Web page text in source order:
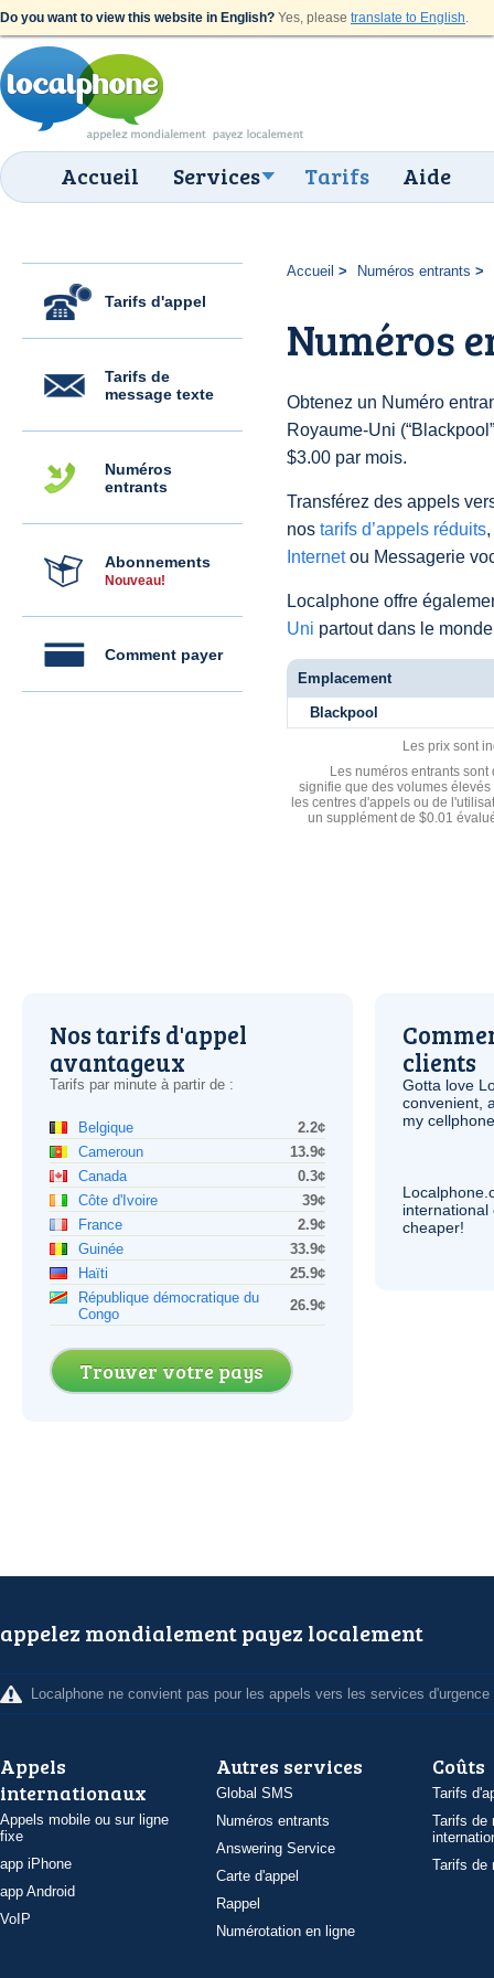
Do you want to view this website in English? Yes, please translate to English.
Accueil Services Tarifs Aide
Tarifs d'appel
Tarifs de
message texte
Numéros
entrants
Abonnements
Nouveau!
Comment payer
Accueil Numéros entrants
Numéros
Obtenez un Numéro
Royaume-Uni
$3.00 par mois.
Transférez des appels
nos tarifs d’appels réduits
Internetou Messagerie
Localphone offre
Uni partout dans le
Emplacement
Blackpool
Les prix sont
Les numéros entrants
signifie que des volumes
les centres d'appels ou de
un supplément de $0.01
Nos tarifs d'appel
avantageux
Tarifs par minute à partir de :
Belgique
2.2¢
Cameroun
13.9¢
Canada
0.3¢
Côte d'Ivoire
39¢
France
2.9¢
Guinée
33.9¢
Haïti
25.9¢
République démocratique du
Congo
26.9¢
Trouver votre pays
clients
Gotta love
convenient,
my
international
cheaper!
appelez mondialement payez localement
Localphone ne convient pas pour les appels vers les services d'urgence
Appels
internationaux
Appels mobile ou sur ligne
fixe
app iPhone
app Android
VoIP
Autres services
Global SMS
Numéros entrants
Answering Service
Carte d'appel
Rappel
Numérotation en ligne
Coûts
Tarifs
Tarifs de
Tarifs de